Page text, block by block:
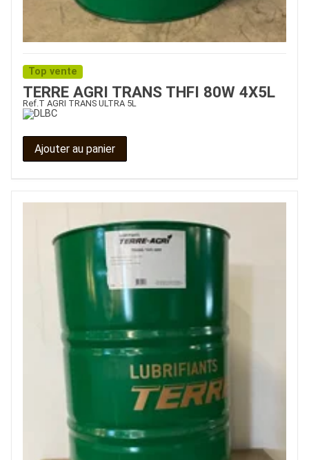
Top vente
TERRE AGRI TRANS THFI 80W 4X5L
Ref.T AGRI TRANS ULTRA 5L
Ajouter au panier